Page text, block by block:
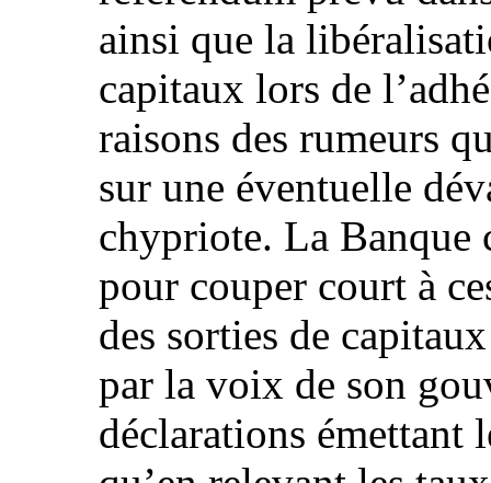
ainsi que la
capitaux lors de
raisons des rumeurs
sur une éventuelle
chypriote. La Banque
pour couper court à
des sorties de
par la voix de son
déclarations émettant